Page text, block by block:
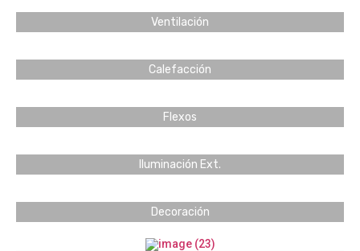
Ventilación
Calefacción
Flexos
Iluminación Ext.
Decoración